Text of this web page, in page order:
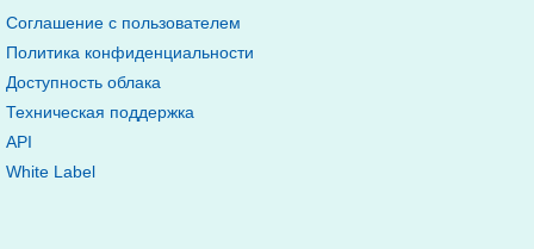
Соглашение с пользователем
Политика конфиденциальности
Доступность облака
Техническая поддержка
API
White Label